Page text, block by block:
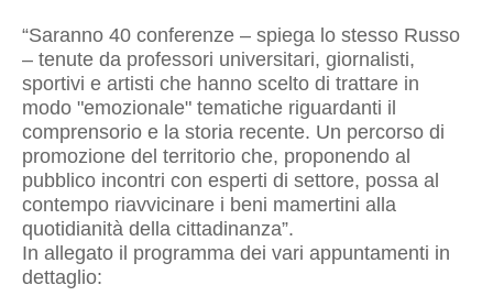
“Saranno 40 conferenze – spiega lo stesso Russo
– tenute da professori universitari, giornalisti,
sportivi e artisti che hanno scelto di trattare in
modo "emozionale" tematiche riguardanti il
comprensorio e la storia recente. Un percorso di
promozione del territorio che, proponendo al
pubblico incontri con esperti di settore, possa al
contempo riavvicinare i beni mamertini alla
quotidianità della cittadinanza”.
In allegato il programma dei vari appuntamenti in
dettaglio: